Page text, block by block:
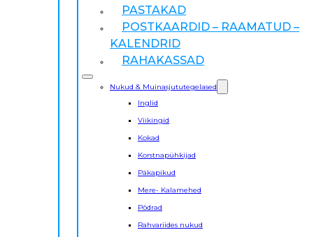
PASTAKAD
POSTKAARDID – RAAMATUD –
KALENDRID
RAHAKASSAD
Nukud & Muinasjututegelased
Inglid
Viikingid
Kokad
Korstnapühkijad
Päkapikud
Mere- Kalamehed
Põdrad
Rahvariides nukud